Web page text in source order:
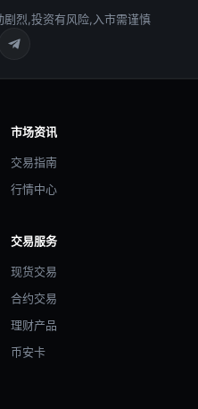
烈,投资有风险,入市需谨慎
市场资讯
交易指南
行情中心
交易服务
现货交易
合约交易
理财产品
币安卡